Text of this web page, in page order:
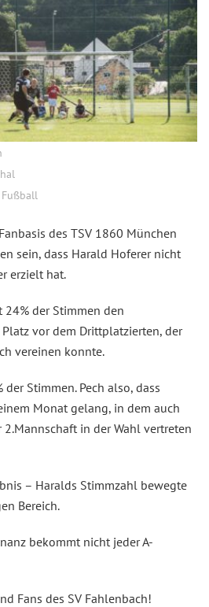
des TSV 1860 München
sein, dass Harald Hoferer nicht
erzielt hat.
der Stimmen den
vor dem Drittplatzierten, der
vereinen konnte.
Stimmen. Pech also, dass
Monat gelang, in dem auch
in der Wahl vertreten
– Haralds Stimmzahl bewegte
Bereich.
bekommt nicht jeder A-
Fans des SV Fahlenbach!
Fußball